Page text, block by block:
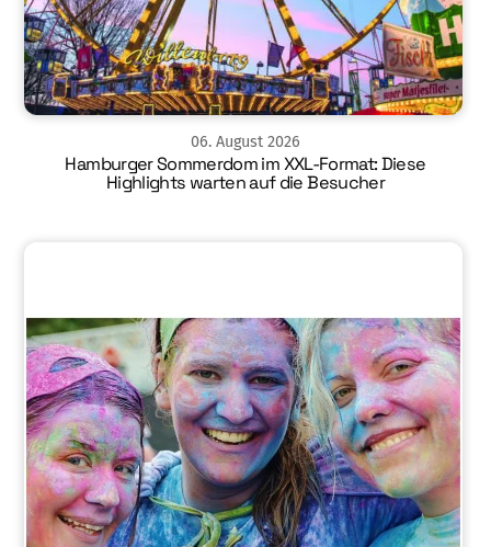
06. August 2026
Hamburger Sommerdom im XXL-Format: Diese
Highlights warten auf die Besucher